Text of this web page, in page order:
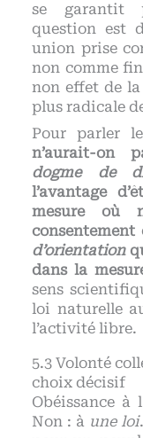
se garantit
question est
union prise
non comme
non effet de
plus radicale
Pour parler
n’aurait-on
dogme de
l’avantage
mesure où
d’orientation
dans la
sens
loi naturelle
l’activité libre.
Volonté
choix décisif
Obéissance à
Non : à une loi